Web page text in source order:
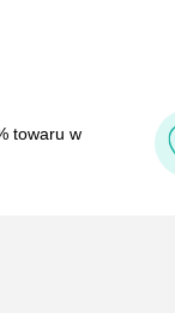
towaru w